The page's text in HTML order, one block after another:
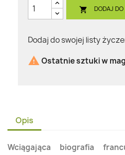
 DODAJ
Dodaj do swojej listy
 Ostatnie sztuki w
Opis
Wciągająca biografia